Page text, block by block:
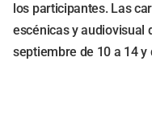
los participantes. Las
escénicas y audiovisual
septiembre de 10 a 14 y